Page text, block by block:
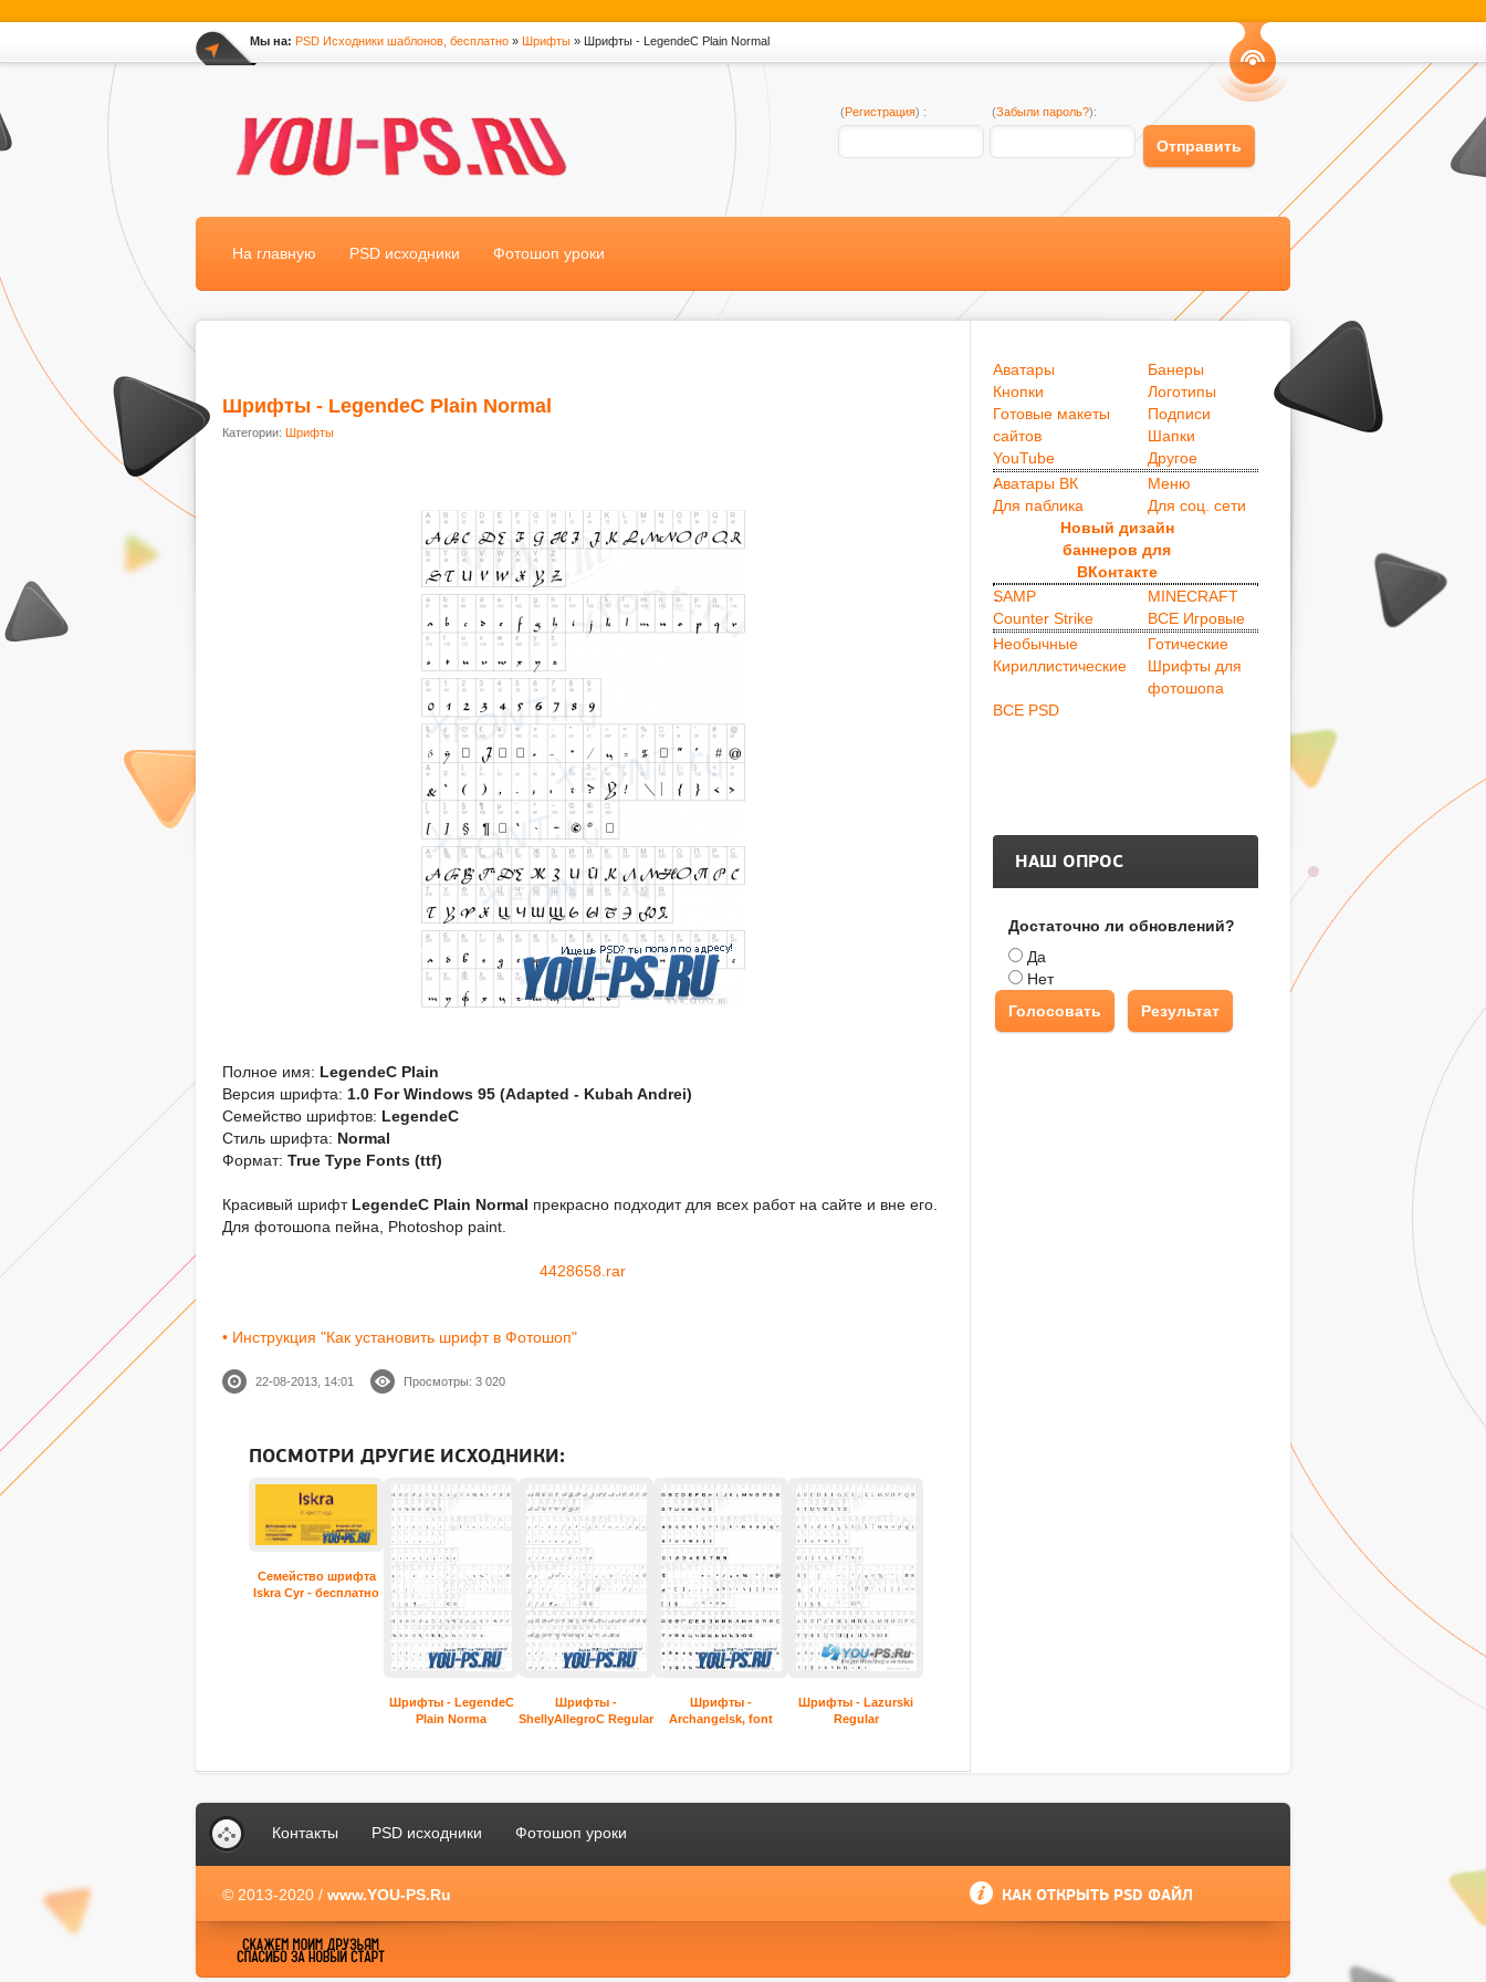
RSS
Мы на: PSD Исходники шаблонов, бесплатно » Шрифты » Шрифты - LegendeC Plain Normal
(Регистрация) : (Забыли пароль?):
Отправить
На главную PSD исходники Фотошоп уроки
Шрифты - LegendeC Plain Normal
Категории: Шрифты
Полное имя: LegendeC Plain
Версия шрифта: 1.0 For Windows 95 (Adapted - Kubah Andrei)
Семейство шрифтов: LegendeC
Стиль шрифта: Normal
Формат: True Type Fonts (ttf)
Красивый шрифт LegendeC Plain Normal прекрасно подходит для всех работ на сайте и вне его.
Для фотошопа пейна, Photoshop paint.
4428658.rar
• Инструкция "Как установить шрифт в Фотошоп"
22-08-2013, 14:01 Просмотры: 3 020
ПОСМОТРИ ДРУГИЕ ИСХОДНИКИ:
Семейство шрифта
Iskra Cyr - бесплатно
Шрифты - LegendeC
Plain Norma
Шрифты -
ShellyAllegroC Regular
Шрифты -
Archangelsk, font
Шрифты - Lazurski
Regular
Аватары
Банеры
Кнопки
Логотипы
Готовые макеты
сайтов
Подписи
Шапки
YouTube
Другое
.
Аватары ВК
Меню
Для паблика
Для соц. сети
Новый дизайн
баннеров для
ВКонтакте
.
SAMP
MINECRAFT
Counter Strike
ВСЕ Игровые
.Необычные
Готические
Кириллистические
Шрифты для
фотошопа
ВСЕ PSD
НАШ ОПРОС
Достаточно ли обновлений?
Да
Нет
Голосовать
Результат
Контакты PSD исходники Фотошоп уроки
© 2013-2020 / www.YOU-PS.Ru КАК ОТКРЫТЬ PSD ФАЙЛ
YOU-PS.Ru